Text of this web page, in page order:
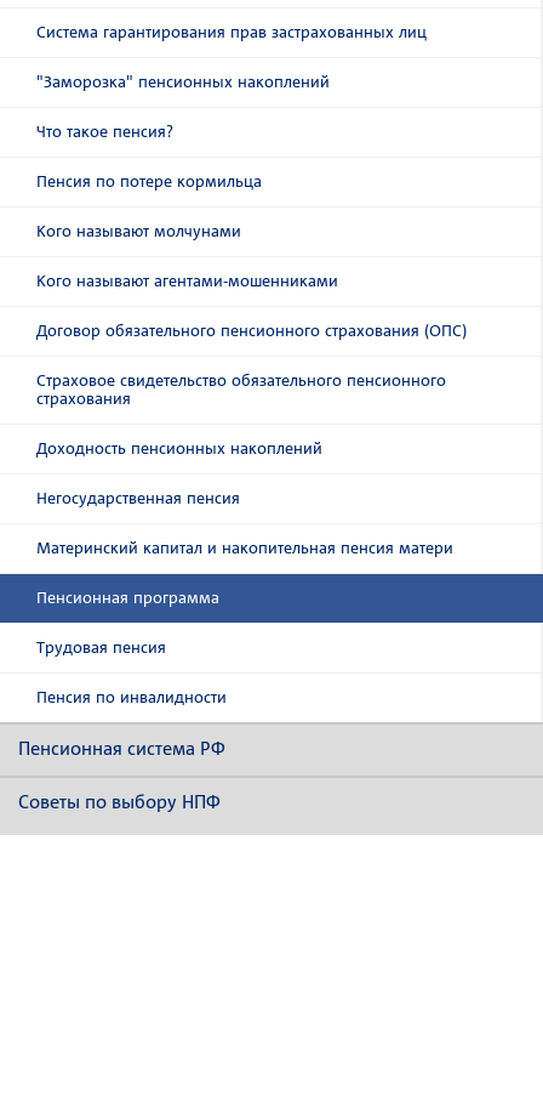
Система гарантирования прав застрахованных лиц
"Заморозка" пенсионных накоплений
Что такое пенсия?
Пенсия по потере кормильца
Кого называют молчунами
Кого называют агентами-мошенниками
Договор обязательного пенсионного страхования (ОПС)
Страховое свидетельство обязательного пенсионного
страхования
Доходность пенсионных накоплений
Негосударственная пенсия
Материнский капитал и накопительная пенсия матери
Пенсионная программа
Трудовая пенсия
Пенсия по инвалидности
Пенсионная система РФ
Советы по выбору НПФ